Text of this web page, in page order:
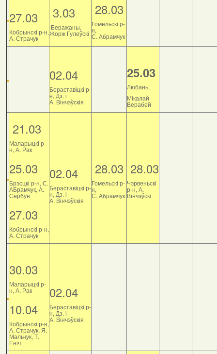
27.03
Кобрынскі р-н,
А. Страчук
3.03
Беражаны,
Жорж Гулеўскі
28.03
Гомельскі р-
н,
С. Абрамчук
02.04
Бераставіцкі р-
н, Дз. і
А. Вінчэўскія
25.03
Любань,
Мікалай
Верабей
21.03
Маларыцкі р-
н, А. Рак
25.03
Брэсцкі р-н, С.
АБрамчук, А.
Сербун
27.03
Кобрынскі р-н,
А. Страчук
02.04
Бераставіцкі р-
н, Дз. і
А. Вінчэўскія
28.03
Гомельскі р-
н,
С. Абрамчук
28.03
Чэрвеньскі
р-н, А.
Вінчэўскі
30.03
Маларыцкі р-
н, А. Рак
10.04
Кобрынскі р-н,
А. Страчук, Я.
Мальчук, Т.
Еніч
02.04
Бераставіцкі р-
н, Дз. і
А. Вінчэўскія